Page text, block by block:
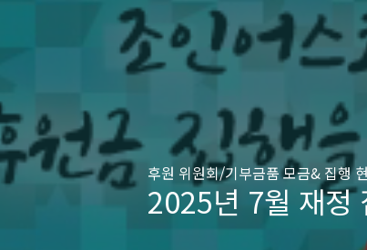
후원 위원회/기부금품 모금& 집행
2025년 7월 재정